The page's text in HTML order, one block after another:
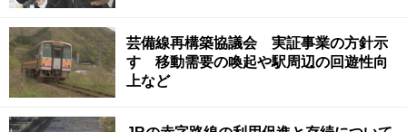
芸備線再構築協議会 実証事業の方針示
す 移動需要の喚起や駅周辺の回遊性向
上など